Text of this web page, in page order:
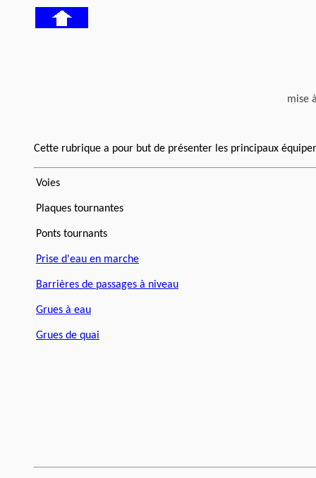
mise
Cette rubrique a pour but de présenter les principaux
Voies
Plaques tournantes
Ponts tournants
Prise d'eau en marche
Barrières de passages à niveau
Grues à eau
Grues de quai